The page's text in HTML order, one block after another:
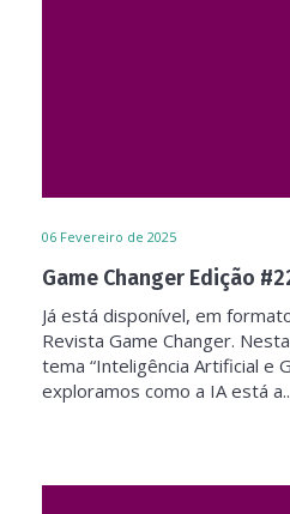
06 Fevereiro de 2025
Game Changer Edição
Já está disponível, em
Revista Game Changer.
tema “Inteligência Artificial e
exploramos como a IA está